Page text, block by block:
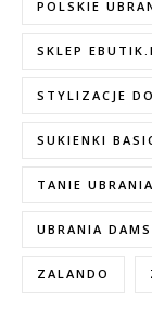
POLSKIE
SKLEP
STYLIZACJE
SUKIENKI
TANIE UBRANIA
UBRANIA
ZALANDO